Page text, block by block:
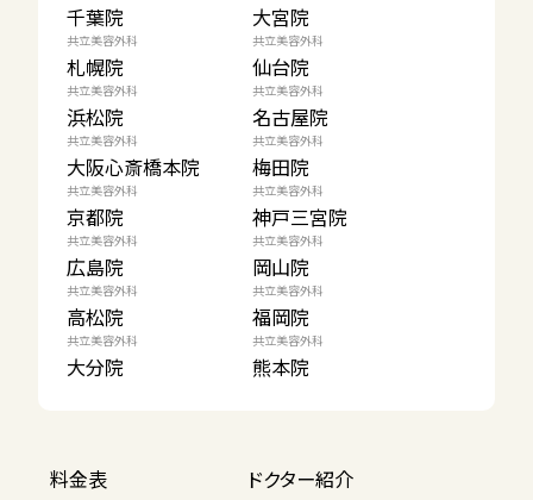
千葉院 大宮院
共立美容外科
札幌院
共立美容外科
仙台院
共立美容外科
浜松院
共立美容外科
名古屋院
共立美容外科
大阪心斎橋本院
共立美容外科
梅田院
共立美容外科
京都院
共立美容外科
神戸三宮院
共立美容外科
広島院
共立美容外科
岡山院
共立美容外科
高松院
共立美容外科
福岡院
共立美容外科
大分院
共立美容外科
熊本院
料金表
ドクター紹介